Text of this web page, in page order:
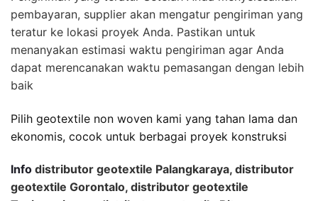
pembayaran, supplier akan mengatur pengiriman yang
teratur ke lokasi proyek Anda. Pastikan untuk
menanyakan estimasi waktu pengiriman agar Anda
dapat merencanakan waktu pemasangan dengan lebih
baik
Pilih geotextile non woven kami yang tahan lama dan
ekonomis, cocok untuk berbagai proyek konstruksi
Info distributor geotextile Palangkaraya, distributor
geotextile Gorontalo, distributor geotextile